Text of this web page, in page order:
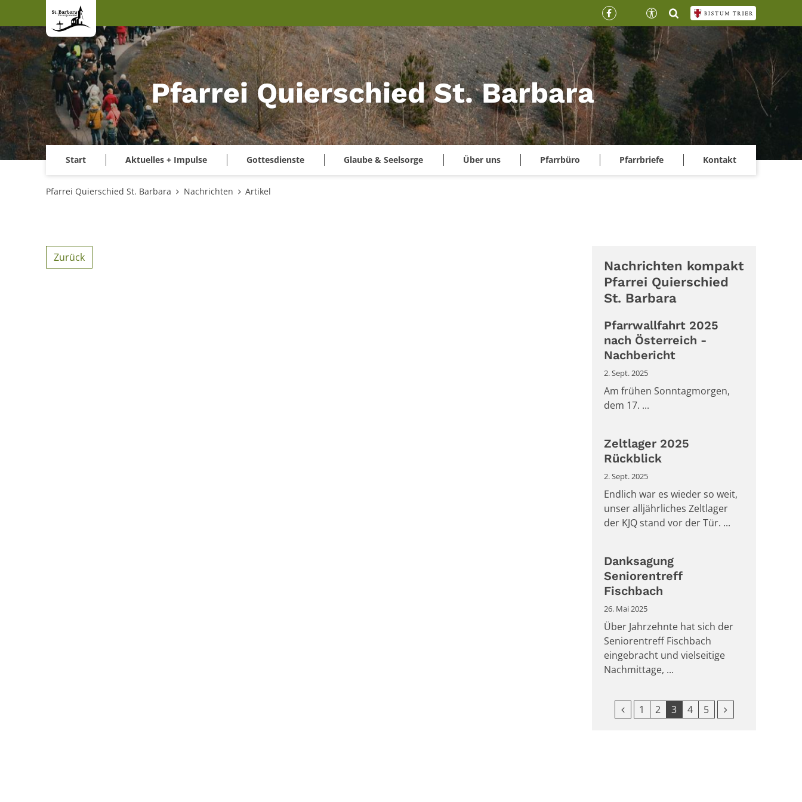
Zum Inhalt springen
Pfarrei Quierschied St. Barbara
Start Aktuelles + Impulse Gottesdienste Glaube & Seelsorge Über uns Pfarrbüro Pfarrbriefe Kontakt
Pfarrei Quierschied St. Barbara Nachrichten Artikel
Zurück
Nachrichten kompakt
Pfarrei Quierschied
St. Barbara
Pfarrwallfahrt 2025
nach Österreich -
Nachbericht
2. Sept. 2025
Am frühen Sonntagmorgen,
dem 17. ...
Zeltlager 2025
Rückblick
2. Sept. 2025
Endlich war es wieder so weit,
unser alljährliches Zeltlager
der KJQ stand vor der Tür. ...
Danksagung
Seniorentreff
Fischbach
26. Mai 2025
Über Jahrzehnte hat sich der
Seniorentreff Fischbach
eingebracht und vielseitige
Nachmittage, ...
Vorherige Seite
1 2 3 4 5 Nächste Seite